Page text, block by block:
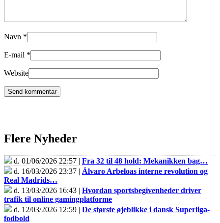
Navn *
E-mail *
Website
Flere Nyheder
d. 01/06/2026 22:57 | Fra 32 til 48 hold: Mekanikken bag…
d. 16/03/2026 23:37 | Álvaro Arbeloas interne revolution og
Real Madrids…
d. 13/03/2026 16:43 | Hvordan sportsbegivenheder driver
trafik til online gamingplatforme
d. 12/03/2026 12:59 | De største øjeblikke i dansk Superliga-
fodbold